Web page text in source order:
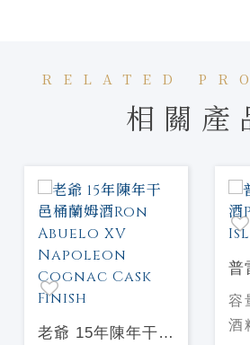
RELATED
相關產
老爺 15年陳年干邑
普
of
容
酒